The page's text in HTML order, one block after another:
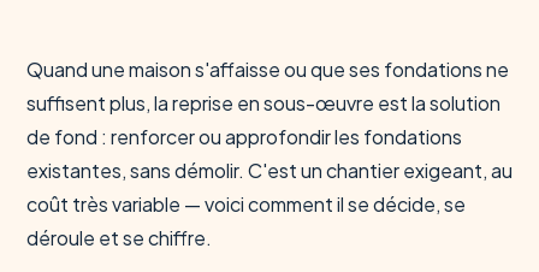
Quand une maison s'affaisse ou que ses fondations ne
suffisent plus, la reprise en sous-œuvre est la solution
de fond : renforcer ou approfondir les fondations
existantes, sans démolir. C'est un chantier exigeant, au
coût très variable — voici comment il se décide, se
déroule et se chiffre.